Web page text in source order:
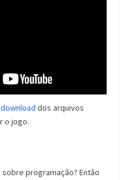
download dos arquivos
o jogo.
programação? Então